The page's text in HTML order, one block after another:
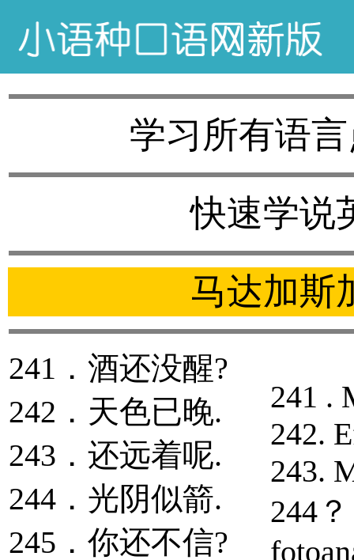
学习所有语
快速学说
马达加斯
241．酒还没醒?
242．天色已晚.
243．还远着呢.
244．光阴似箭.
245．你还不信?
241 .
242.
243.
244